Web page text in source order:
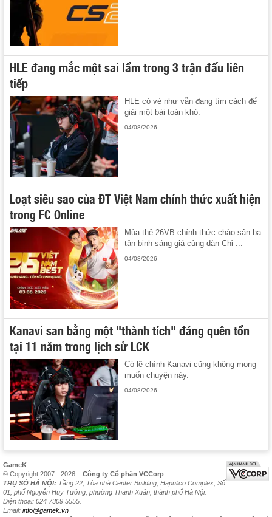
HLE đang mắc một sai lầm trong 3 trận đấu liên
tiếp
HLE có vẻ như vẫn đang tìm cách để
giải một bài toán khó.
04/08/2026
Loạt siêu sao của ĐT Việt Nam chính thức xuất hiện
trong FC Online
Mùa thẻ 26VB chính thức chào sân ba
tân binh sáng giá cùng dàn Chỉ ...
04/08/2026
Kanavi san bằng một "thành tích" đáng quên tồn
tại 11 năm trong lịch sử LCK
Có lẽ chính Kanavi cũng không mong
muốn chuyện này.
04/08/2026
GameK
© Copyright 2007 - 2026 – Công ty Cổ phần VCCorp
TRỤ SỞ HÀ NỘI: Tầng 22, Tòa nhà Center Building, Hapulico Complex, Số
01, phố Nguyễn Huy Tưởng, phường Thanh Xuân, thành phố Hà Nội.
Điện thoại: 024 7309 5555.
Email: info@gamek.vn